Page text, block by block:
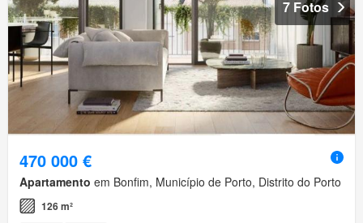
7 Fotos
470 000 €
Apartamento em Bonfim, Município de Porto, Distrito do Porto
126 m²